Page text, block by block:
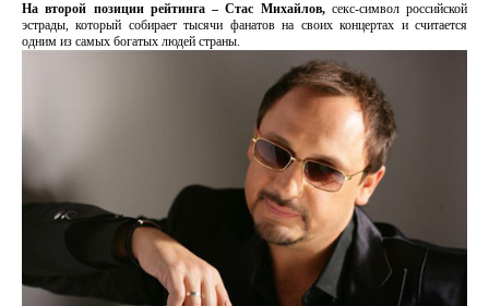
На второй позиции рейтинга – Стас Михайлов, секс-символ российской
эстрады, который собирает тысячи фанатов на своих концертах и считается
одним из самых богатых людей страны.